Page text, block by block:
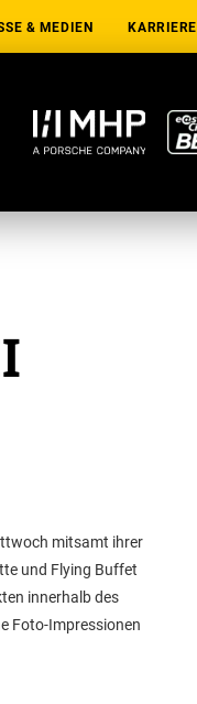
& MEDIEN KARRIERE
mitsamt ihrer
und Flying Buffet
innerhalb des
Foto-Impressionen